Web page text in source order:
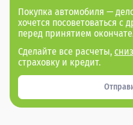
Покупка автомобиля —
хочется посоветоваться с
перед принятием
Сделайте все расчеты,
страховку и кредит.